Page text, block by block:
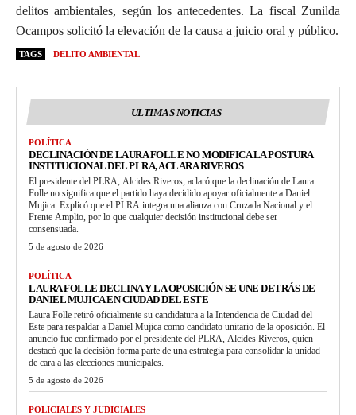
delitos ambientales, según los antecedentes. La fiscal Zunilda
Ocampos solicitó la elevación de la causa a juicio oral y público.
TAGS DELITO AMBIENTAL
ULTIMAS NOTICIAS
POLÍTICA
DECLINACIÓN DE LAURA FOLLE NO MODIFICA LA POSTURA
INSTITUCIONAL DEL PLRA, ACLARA RIVEROS
El presidente del PLRA, Alcides Riveros, aclaró que la declinación de Laura
Folle no significa que el partido haya decidido apoyar oficialmente a Daniel
Mujica. Explicó que el PLRA integra una alianza con Cruzada Nacional y el
Frente Amplio, por lo que cualquier decisión institucional debe ser
consensuada.
5 de agosto de 2026
POLÍTICA
LAURA FOLLE DECLINA Y LA OPOSICIÓN SE UNE DETRÁS DE
DANIEL MUJICA EN CIUDAD DEL ESTE
Laura Folle retiró oficialmente su candidatura a la Intendencia de Ciudad del
Este para respaldar a Daniel Mujica como candidato unitario de la oposición. El
anuncio fue confirmado por el presidente del PLRA, Alcides Riveros, quien
destacó que la decisión forma parte de una estrategia para consolidar la unidad
de cara a las elecciones municipales.
5 de agosto de 2026
POLICIALES Y JUDICIALES